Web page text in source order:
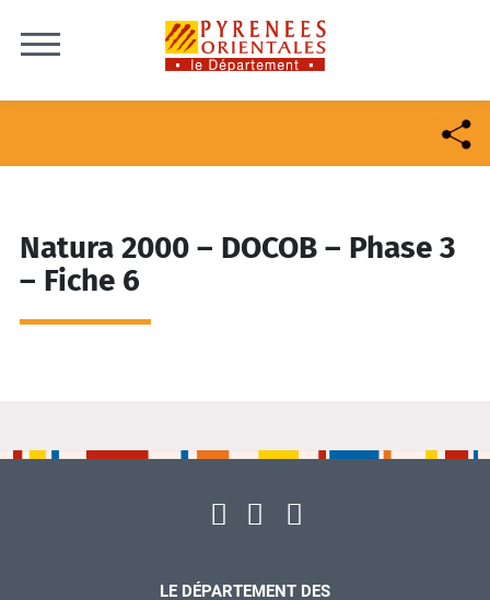
Natura 2000 – DOCOB – Phase 3
– Fiche 6
LE DÉPARTEMENT DES